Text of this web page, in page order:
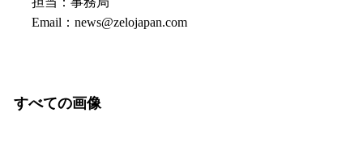
Email：news@zelojapan.com
すべての画像